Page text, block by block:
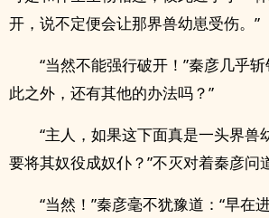
开，说不定便会让那界兽幼崽受伤。”
“当然不能强行破开！”秦彦几乎
此之外，还有其他的办法吗？”
“主人，如果这下面真是一头界兽
要将其奴役成奴仆？”不灭对着秦彦问
“当然！”秦彦毫不犹豫道：“早在